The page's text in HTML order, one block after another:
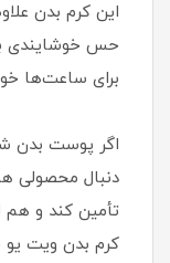
این کرم بدن
حس خوشایندی
برای ساعت‌ها
اگر پوست بدن
دنبال محصولی
تأمین کند و هم
کرم بدن ویت